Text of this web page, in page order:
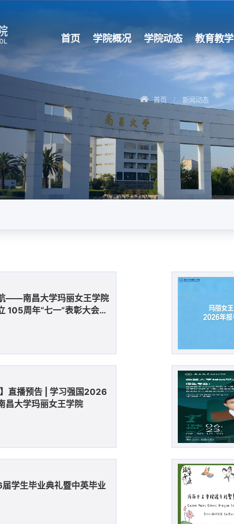
首页 学院概况 学院动态 教育教学
首页 / 新闻动态
——南昌大学玛丽女王学院
105周年“七一”表彰大会暨
】直播预告 | 学习强国2026
昌大学玛丽女王学院
学生毕业典礼暨中英毕业